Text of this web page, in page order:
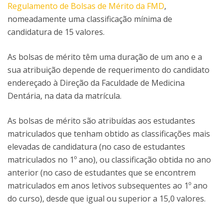
Regulamento de Bolsas de Mérito da FMD,
nomeadamente uma classificação mínima de
candidatura de 15 valores.
As bolsas de mérito têm uma duração de um ano e a
sua atribuição depende de requerimento do candidato
endereçado à Direção da Faculdade de Medicina
Dentária, na data da matrícula.
As bolsas de mérito são atribuídas aos estudantes
matriculados que tenham obtido as classificações mais
elevadas de candidatura (no caso de estudantes
matriculados no 1º ano), ou classificação obtida no ano
anterior (no caso de estudantes que se encontrem
matriculados em anos letivos subsequentes ao 1º ano
do curso), desde que igual ou superior a 15,0 valores.